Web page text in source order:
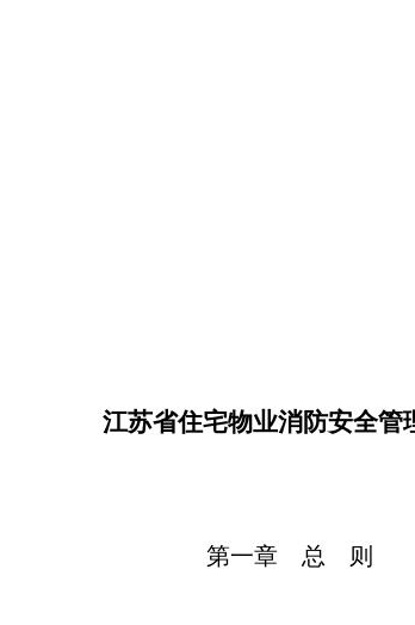
省长：
年12
江苏省住宅物业消防安全管
第一章 总 则